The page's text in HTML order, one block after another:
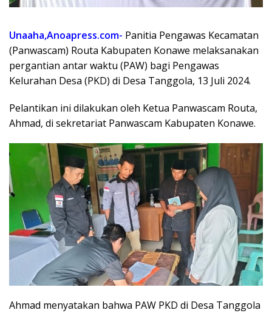
Unaaha,Anoapress.com- Panitia Pengawas Kecamatan
(Panwascam) Routa Kabupaten Konawe melaksanakan
pergantian antar waktu (PAW) bagi Pengawas
Kelurahan Desa (PKD) di Desa Tanggola, 13 Juli 2024.
Pelantikan ini dilakukan oleh Ketua Panwascam Routa,
Ahmad, di sekretariat Panwascam Kabupaten Konawe.
Ahmad menyatakan bahwa PAW PKD di Desa Tanggola